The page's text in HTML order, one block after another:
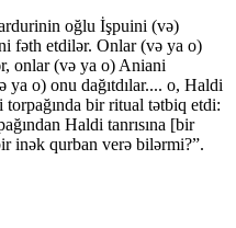
oğlu İşpuini (və)
fəth etdilər. Onlar (və ya o)
onlar (və ya o) Aniani
ya o) onu dağıtdılar.... o, Haldi
torpağında bir ritual tətbiq etdi:
Haldi tanrısına [bir
inək qurban verə bilərmi?”.